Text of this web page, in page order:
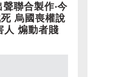
聲聯合製作‧今
烏國喪權說
人 煽動者賤